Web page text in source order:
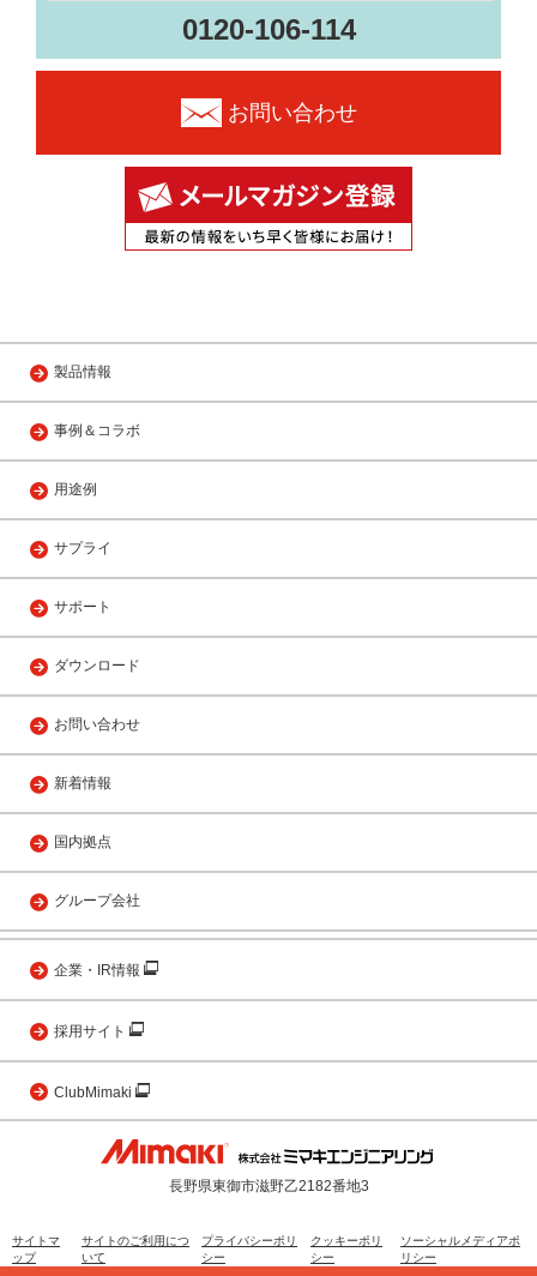
0120-106-114
お問い合わせ
製品情報
事例＆コラボ
用途例
サプライ
サポート
ダウンロード
お問い合わせ
新着情報
国内拠点
グループ会社
企業・IR情報
採用サイト
ClubMimaki
長野県東御市滋野乙2182番地3
サイトマ
ップ
サイトのご利用につ
いて
プライバシーポリ
シー
クッキーポリ
シー
ソーシャルメディアポ
リシー